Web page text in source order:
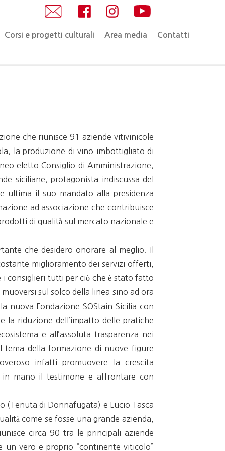
Corsi e progetti culturali Area media Contatti
che riunisce 91 aziende vitivinicole
la produzione di vino imbottigliato di
eletto Consiglio di Amministrazione,
siciliane, protagonista indiscussa del
ultima il suo mandato alla presidenza
ad associazione che contribuisce
di qualità sul mercato nazionale e
che desidero onorare al meglio. Il
miglioramento dei servizi offerti,
consiglieri tutti per ciò che è stato fatto
sul solco della linea sino ad ora
nuova Fondazione SOStain Sicilia con
la riduzione dell’impatto delle pratiche
e all’assoluta trasparenza nei
della formazione di nuove figure
infatti promuovere la crescita
in mano il testimone e affrontare con
(Tenuta di Donnafugata) e Lucio Tasca
come se fosse una grande azienda,
circa 90 tra le principali aziende
un vero e proprio “continente viticolo”